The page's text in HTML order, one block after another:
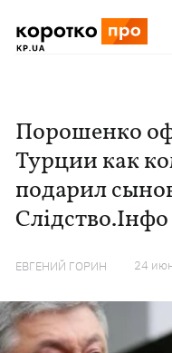
Порошенко
Турции как
подарил
Слідство.Інфо
ЕВГЕНИЙ ГОРИН 24